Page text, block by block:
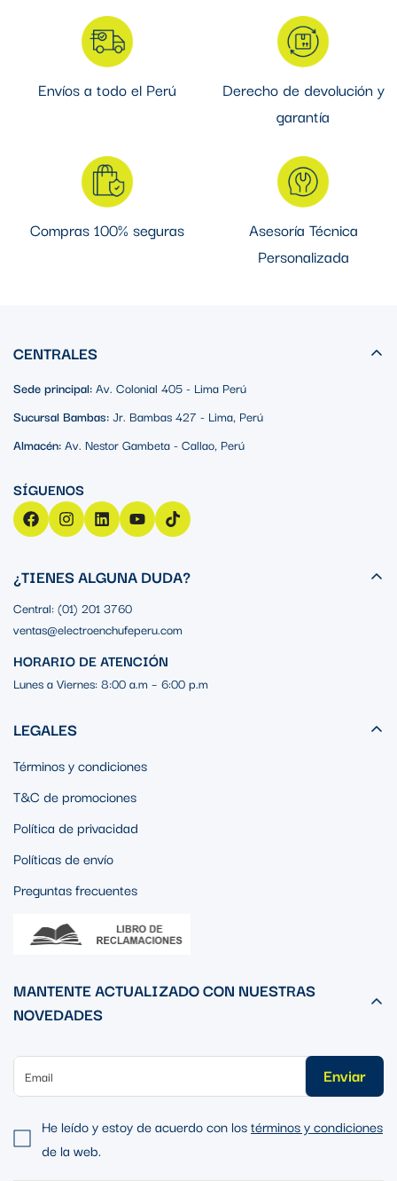
Envíos a todo el Perú
Derecho de devolución y
garantía
Compras 100% seguras
Asesoría Técnica
Personalizada
CENTRALES
Sede principal:Av. Colonial 405 - Lima Perú
Sucursal Bambas:Jr. Bambas 427 - Lima, Perú
Almacén:Av. Nestor Gambeta - Callao, Perú
¿TIENES ALGUNA DUDA?
Central: (01) 201 3760
ventas@electroenchufeperu.com
HORARIO DE ATENCIÓN
Lunes a Viernes: 8:00 a.m – 6:00 p.m
LEGALES
Términos y condiciones
T&C de promociones
Política de privacidad
Políticas de envío
Preguntas frecuentes
MANTENTE ACTUALIZADO CON NUESTRAS
NOVEDADES
Enviar
He leído y estoy de acuerdo con lostérminos y condiciones
de la web.